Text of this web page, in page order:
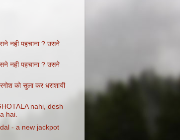
नही पहचाना ? उसने
नही पहचाना ? उसने
को सुला कर धराशायी
nahi, desh
hai.
- a new jackpot